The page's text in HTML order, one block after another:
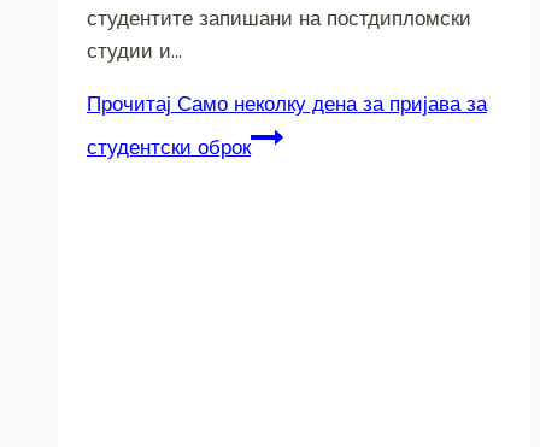
студентите запишани на постдипломски
студии и…
Прочитај Само неколку дена за пријава за
студентски оброк